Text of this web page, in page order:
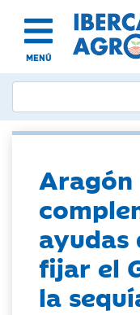
MENÚ
Aragón
ayudas
fijar el
la